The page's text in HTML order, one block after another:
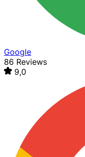
Google
86 Reviews
9,0